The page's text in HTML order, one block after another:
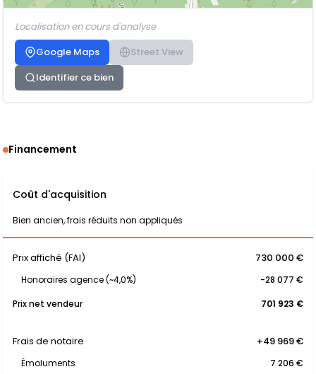
Localisation en cours d'analyse
Google Maps
Street View
Identifier ce bien
Financement
Coût d'acquisition
Bien ancien, frais réduits non appliqués
Prix affiché (FAI) 730 000 €
Honoraires agence (~4,0%)
-28 077 €
Prix net vendeur
701 923 €
Frais de notaire +49 969 €
Émoluments
7 206 €